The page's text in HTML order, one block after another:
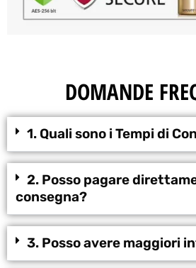
DOMANDE
1. Quali sono i Tempi di
2. Posso pagare
consegna?
3. Posso avere maggiori